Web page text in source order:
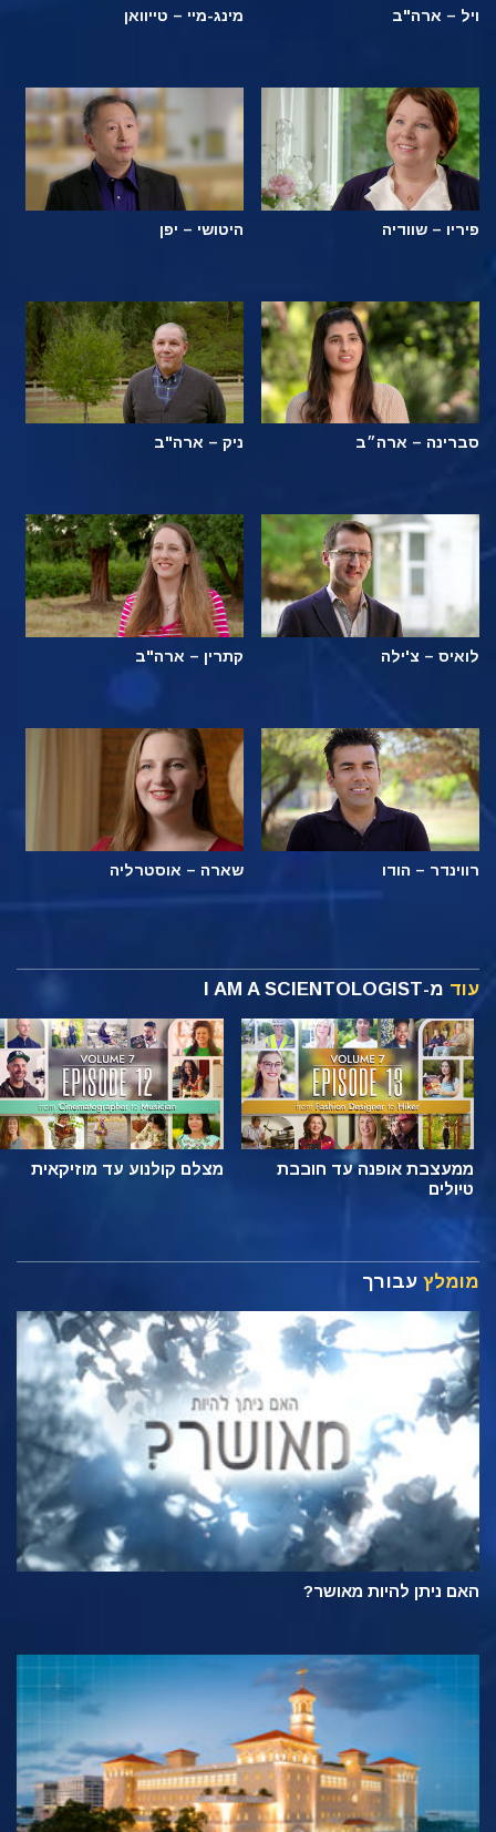
ויל – ארה"ב מינג-מיי – טייוואן
פיריו – שוודיה היטושי – יפן
סברינה – ארה״ב ניק – ארה"ב
לואיס – צ'ילה קתרין – ארה"ב
רווינדר – הודו שארה – אוסטרליה
עוד מ-I AM A SCIENTOLOGIST
ממעצבת אופנה עד חובבת
טיולים
מצלם קולנוע עד מוזיקאית
מומלץ עבורך
האם ניתן להיות מאושר?